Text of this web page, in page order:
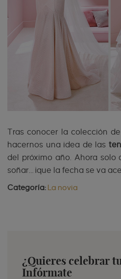
Tras conocer la colección
hacernos una idea de las
del próximo año. Ahora
soñar… ¡que la fecha se va
Categoría: La novia
¿Quieres celebrar
Infórmate